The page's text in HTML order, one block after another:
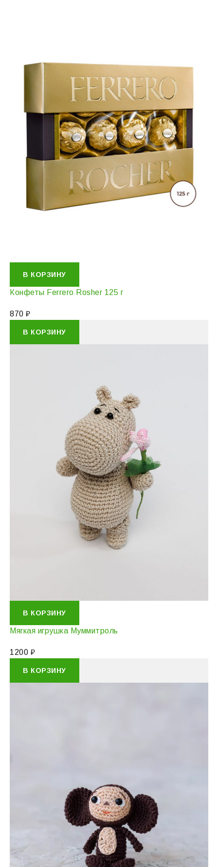
В КОРЗИНУ
Конфеты Ferrero Rosher 125 г
870 ₽
В КОРЗИНУ
В КОРЗИНУ
Мягкая игрушка Муммитроль
1200 ₽
В КОРЗИНУ